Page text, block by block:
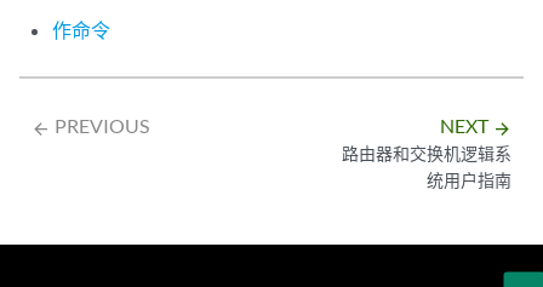
作命令
arrow_backward PREVIOUS NEXT arrow_forward
路由器和交换机逻辑系
统用户指南